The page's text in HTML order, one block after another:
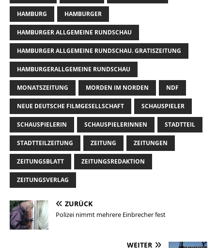
HAMBURG HAMBURGER
HAMBURGER ALLGEMEINE RUNDSCHAU
HAMBURGER ALLGEMEINE RUNDSCHAU. GRATISZEITUNG
HAMBURGERALLGEMEINE RUNDSCHAU
MONATSZEITUNG MORDEN IM NORDEN NDF
NEUE DEUTSCHE FILMGESELLSCHAFT SCHAUSPIELER
SCHAUSPIELERIN SCHAUSPIELERINNEN STADTTEIL
STADTTEILZEITUNG ZEITUNG ZEITUNGEN
ZEITUNGSBLATT ZEITUNGSREDAKTION
ZEITUNGSVERLAG
ZURÜCK
Polizei nimmt mehrere Einbrecher fest
WEITER